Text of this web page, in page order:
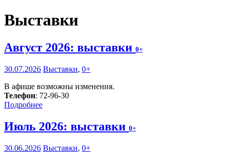
Выставки
Август 2026: выставки 0+
30.07.2026 Выставки, 0+
В афише возможны изменения.
Телефон: 72-96-30
Подробнее
Июль 2026: выставки 0+
30.06.2026 Выставки, 0+